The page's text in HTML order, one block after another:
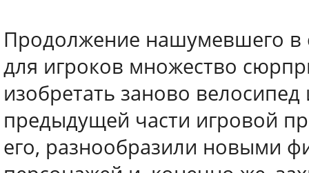
Продолжение нашумевшего в
для игроков множество
изобретать заново
предыдущей части игровой
его, разнообразили новыми